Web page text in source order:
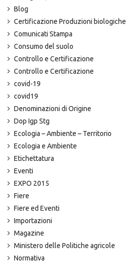
Blog
Certificazione Produzioni biologiche
Comunicati Stampa
Consumo del suolo
Controllo e Certificazione
Controllo e Certificazione
covid-19
covid19
Denominazioni di Origine
Dop Igp Stg
Ecologia – Ambiente – Territorio
Ecologia e Ambiente
Etichettatura
Eventi
EXPO 2015
Fiere
Fiere ed Eventi
Importazioni
Magazine
Ministero delle Politiche agricole
Normativa